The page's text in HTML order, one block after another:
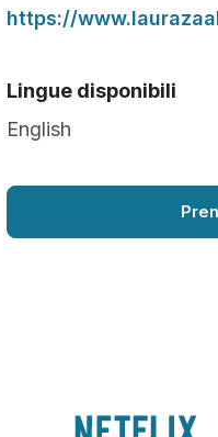
https://
Lingue disponibili
English